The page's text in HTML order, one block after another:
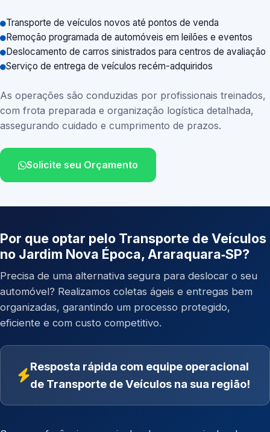
Transporte de veículos novos até pontos de venda
Remoção programada de automóveis em leilões e eventos
Deslocamento de carros sinistrados para centros de avaliação
Serviço de entrega de veículos recém-adquiridos
As operações são conduzidas por profissionais treinados,
com frota preparada e organização logística detalhada,
assegurando cuidado e cumprimento de prazos.
Solicite seu Orçamento
Por que optar pelo Transporte de Veículos
no Jardim Nova Época, Araraquara‑SP?
Precisa de uma alternativa segura para deslocar o seu
automóvel? Realizamos coletas ágeis e entregas bem
organizadas, garantindo um processo protegido,
eficiente e com custo competitivo.
Resposta rápida com equipe operacional
de Transporte de Veículos na sua região!